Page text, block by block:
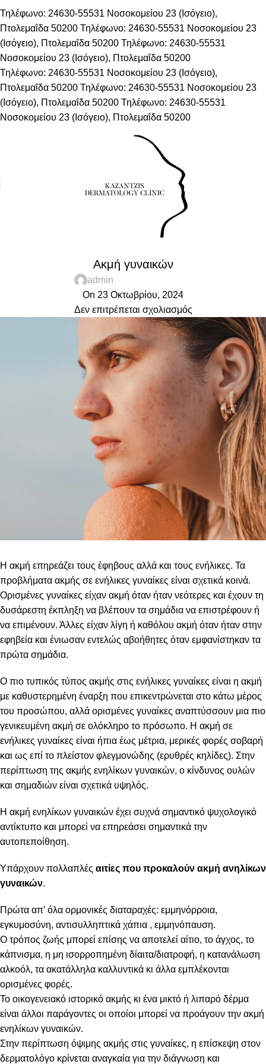
Τηλέφωνο: 24630-55531 Νοσοκομείου 23 (Ισόγειο),
Πτολεμαΐδα 50200 Τηλέφωνο: 24630-55531 Νοσοκομείου 23
(Ισόγειο), Πτολεμαΐδα 50200 Τηλέφωνο: 24630-55531
Νοσοκομείου 23 (Ισόγειο), Πτολεμαΐδα 50200
Τηλέφωνο: 24630-55531 Νοσοκομείου 23 (Ισόγειο),
Πτολεμαΐδα 50200 Τηλέφωνο: 24630-55531 Νοσοκομείου 23
(Ισόγειο), Πτολεμαΐδα 50200 Τηλέφωνο: 24630-55531
Νοσοκομείου 23 (Ισόγειο), Πτολεμαΐδα 50200
Ακμή γυναικών
admin
On 23 Οκτωβρίου, 2024
Δεν επιτρέπεται σχολιασμός
Η ακμή επηρεάζει τους έφηβους αλλά και τους ενήλικες. Τα
προβλήματα ακμής σε ενήλικες γυναίκες είναι σχετικά κοινά.
Ορισμένες γυναίκες είχαν ακμή όταν ήταν νεότερες και έχουν τη
δυσάρεστη έκπληξη να βλέπουν τα σημάδια να επιστρέφουν ή
να επιμένουν. Άλλες είχαν λίγη ή καθόλου ακμή όταν ήταν στην
εφηβεία και ένιωσαν εντελώς αβοήθητες όταν εμφανίστηκαν τα
πρώτα σημάδια.
Ο πιο τυπικός τύπος ακμής στις ενήλικες γυναίκες είναι η ακμή
με καθυστερημένη έναρξη που επικεντρώνεται στο κάτω μέρος
του προσώπου, αλλά ορισμένες γυναίκες αναπτύσσουν μια πιο
γενικευμένη ακμή σε ολόκληρο το πρόσωπο. Η ακμή σε
ενήλικες γυναίκες είναι ήπια έως μέτρια, μερικές φορές σοβαρή
και ως επί το πλείστον φλεγμονώδης (ερυθρές κηλίδες). Στην
περίπτωση της ακμής ενηλίκων γυναικών, ο κίνδυνος ουλών
και σημαδιών είναι σχετικά υψηλός.
Η ακμή ενηλίκων γυναικών έχει συχνά σημαντικό ψυχολογικό
αντίκτυπο και μπορεί να επηρεάσει σημαντικά την
αυτοπεποίθηση.
Υπάρχουν πολλαπλές αιτίες που προκαλούν ακμή ανηλίκων
γυναικών.
Πρώτα απ’ όλα ορμονικές διαταραχές: εμμηνόρροια,
εγκυμοσύνη, αντισυλληπτικά χάπια , εμμηνόπαυση.
Ο τρόπος ζωής μπορεί επίσης να αποτελεί αίτιο, το άγχος, το
κάπνισμα, η μη ισορροπημένη δίαιτα/διατροφή, η κατανάλωση
αλκοόλ, τα ακατάλληλα καλλυντικά κι άλλα εμπλέκονται
ορισμένες φορές.
Το οικογενειακό ιστορικό ακμής κι ένα μικτό ή λιπαρό δέρμα
είναι άλλοι παράγοντες οι οποίοι μπορεί να προάγουν την ακμή
ενηλίκων γυναικών.
Στην περίπτωση όψιμης ακμής στις γυναίκες, η επίσκεψη στον
δερματολόγο κρίνεται αναγκαία για την διάγνωση και